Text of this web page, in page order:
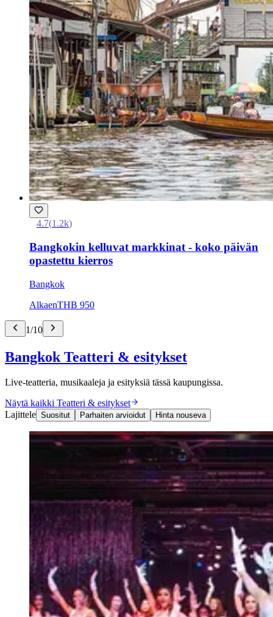
4.7(1.2k)
Bangkokin kelluvat markkinat - koko päivän
opastettu kierros
Bangkok
AlkaenTHB 950
1/10
Bangkok Teatteri & esitykset
Live-teatteria, musikaaleja ja esityksiä tässä kaupungissa.
Näytä kaikki Teatteri & esitykset
Lajittele Suositut Parhaiten arvioidut Hinta nouseva